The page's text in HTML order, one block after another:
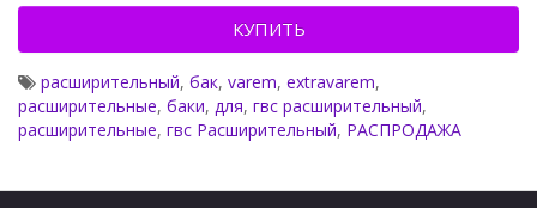
КУПИТЬ
расширительный, бак, varem, extravarem,
расширительные, баки, для, гвс расширительный,
расширительные, гвс Расширительный, РАСПРОДАЖА